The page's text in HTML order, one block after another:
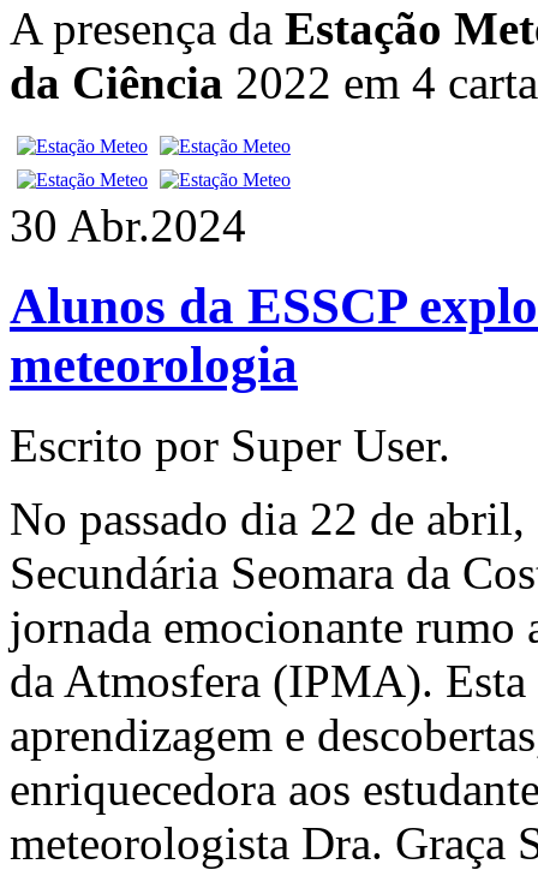
A presença da Estação
da Ciência 2022 em 4
30 Abr.2024
Alunos da ESSCP
meteorologia
Escrito por Super User.
No passado dia 22 de abril,
Secundária Seomara da
jornada emocionante
da Atmosfera (IPMA).
aprendizagem e
enriquecedora aos
meteorologista Dra. Graça